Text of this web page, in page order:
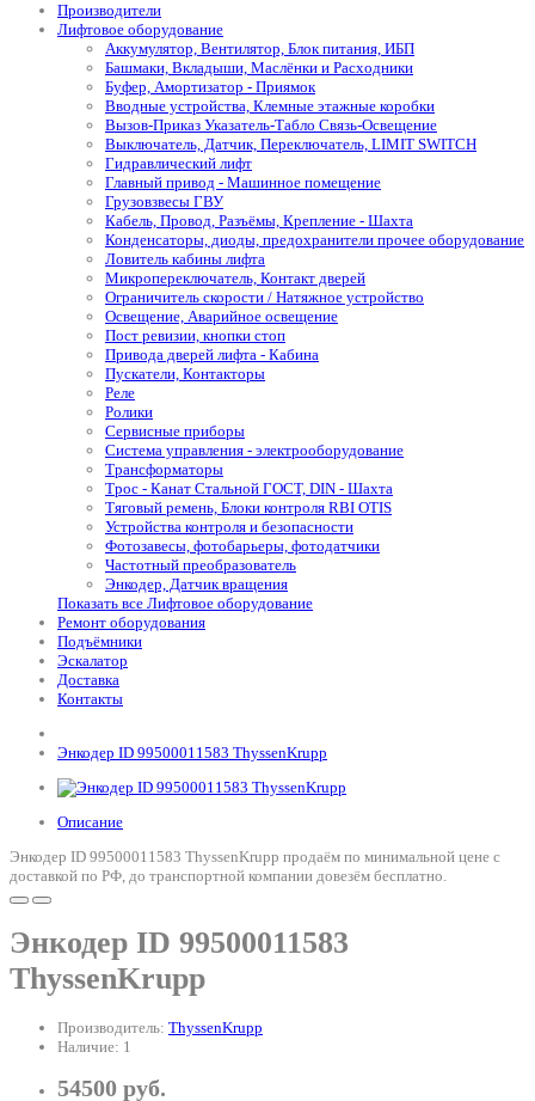
Производители
Лифтовое оборудование
Аккумулятор, Вентилятор, Блок питания, ИБП
Башмаки, Вкладыши, Маслёнки и Расходники
Буфер, Амортизатор - Приямок
Вводные устройства, Клемные этажные коробки
Вызов-Приказ Указатель-Табло Связь-Освещение
Выключатель, Датчик, Переключатель, LIMIT SWITCH
Гидравлический лифт
Главный привод - Машинное помещение
Грузовзвесы ГВУ
Кабель, Провод, Разъёмы, Крепление - Шахта
Конденсаторы, диоды, предохранители прочее оборудование
Ловитель кабины лифта
Микропереключатель, Контакт дверей
Ограничитель скорости / Натяжное устройство
Освещение, Аварийное освещение
Пост ревизии, кнопки стоп
Привода дверей лифта - Кабина
Пускатели, Контакторы
Реле
Ролики
Сервисные приборы
Система управления - электрооборудование
Трансформаторы
Трос - Канат Стальной ГОСТ, DIN - Шахта
Тяговый ремень, Блоки контроля RBI OTIS
Устройства контроля и безопасности
Фотозавесы, фотобарьеры, фотодатчики
Частотный преобразователь
Энкодер, Датчик вращения
Показать все Лифтовое оборудование
Ремонт оборудования
Подъёмники
Эскалатор
Доставка
Контакты
Энкодер ID 99500011583 ThyssenKrupp
Описание
Энкодер ID 99500011583 ThyssenKrupp продаём по минимальной цене с
доставкой по РФ, до транспортной компании довезём бесплатно.
Энкодер ID 99500011583
ThyssenKrupp
Производитель: ThyssenKrupp
Наличие: 1
54500 руб.